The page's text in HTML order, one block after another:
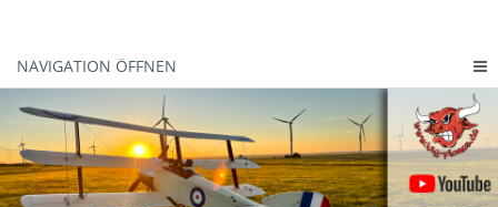
NAVIGATION ÖFFNEN